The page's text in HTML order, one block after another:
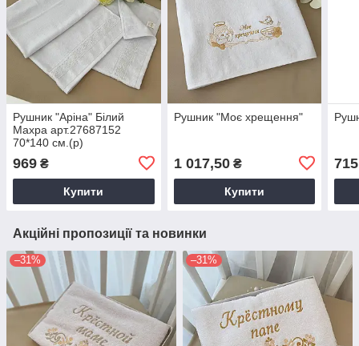
Рушник "Аріна" Білий
Махра арт.27687152
70*140 см.(р)
969 ₴
Купити
Рушник "Моє хрещення"
1 017,50₴
Купити
715
Акційні пропозиції та новинки
–31% –31%